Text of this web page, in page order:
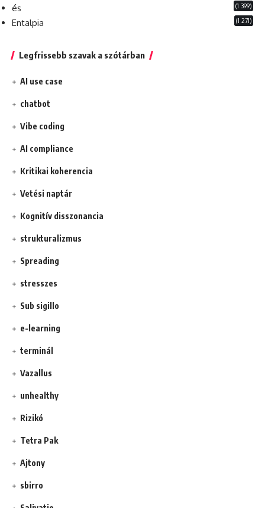
és (1 399)
Entalpia (1 271)
Legfrissebb szavak a szótárban
AI use case
chatbot
Vibe coding
AI compliance
Kritikai koherencia
Vetési naptár
Kognitív disszonancia
strukturalizmus
Spreading
stresszes
Sub sigillo
e-learning
terminál
Vazallus
unhealthy
Rizikó
Tetra Pak
Ajtony
sbirro